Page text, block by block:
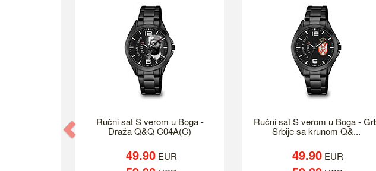
Ručni sat S verom u Boga -
Draža Q&Q C04A(C)
49.90EUR
Ručni sat S verom u Boga -
Srbije sa krunom Q&...
49.90EUR
Previous